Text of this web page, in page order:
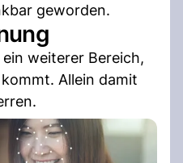
geworden.
weiterer Bereich,
Allein damit